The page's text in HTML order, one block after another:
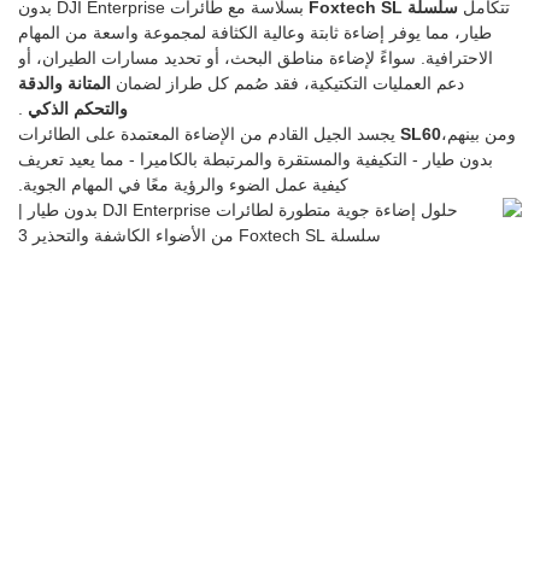
تتكامل سلسلة Foxtech SL
بسلاسة مع طائرات DJI Enterprise بدون
طيار، مما يوفر إضاءة ثابتة وعالية الكثافة لمجموعة واسعة من المهام
الاحترافية. سواءً لإضاءة مناطق البحث، أو تحديد مسارات الطيران، أو
دعم العمليات التكتيكية، فقد صُمم كل طراز لضمان المتانة والدقة
والتحكم الذكي .
ومن بينهم،SL60 يجسد الجيل القادم من الإضاءة المعتمدة على الطائرات
بدون طيار - التكيفية والمستقرة والمرتبطة بالكاميرا - مما يعيد تعريف
كيفية عمل الضوء والرؤية معًا في المهام الجوية.